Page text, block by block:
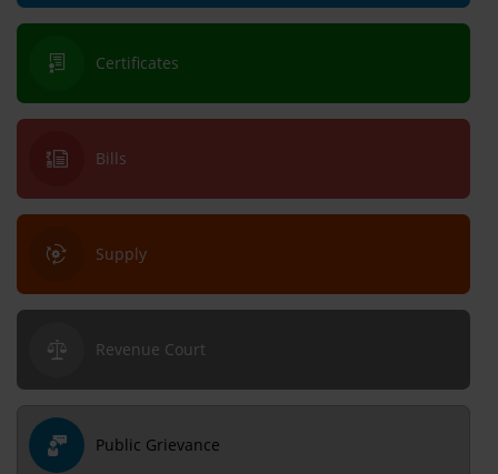
Certificates
Bills
Supply
Revenue Court
Public Grievance